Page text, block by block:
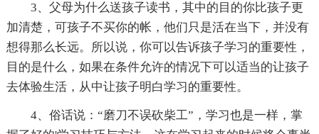
3、父母为什么送孩子读书，其中的目的你比孩子更
加清楚，可孩子不买你的帐，他们只是活在当下，并没有
想得那么长远。所以说，你可以告诉孩子学习的重要性，
目的是什么，如果在条件允许的情况下可以适当的让孩子
去体验生活，从中让孩子明白学习的重要性。
4、俗话说：“磨刀不误砍柴工”，学习也是一样，掌